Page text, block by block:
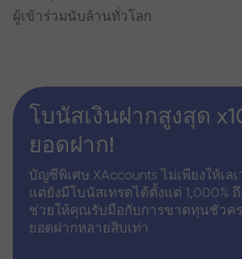
ผู้เข้าร่วมนับล้านทั่วโลก
โบนัสเงินฝากสูงสุด
ยอดฝาก!
บัญชีพิเศษ XAccounts ไม่เพียงให้เลเ
แต่ยังมีโบนัสเทรดได้ตั้งแต่ 1,000% ถึ
ช่วยให้คุณรับมือกับการขาดทุนชั่วค
ยอดฝากหลายสิบเท่า